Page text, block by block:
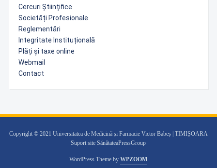
Cercuri Științifice
Societăți Profesionale
Reglementări
Integritate Instituțională
Plăți și taxe online
Webmail
Contact
Copyright © 2021 Universitatea de Medicină și Farmacie Victor Babeș | TIMIȘOARA
Suport site SănătateaPressGroup
WordPress Theme byWPZOOM